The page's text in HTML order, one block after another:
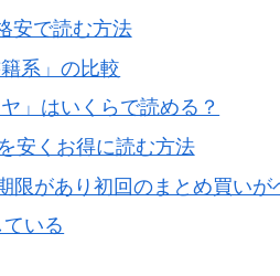
安で読む方法
系」の比較
」はいくらで読める？
安くお得に読む方法
があり初回のまとめ買いが
いる